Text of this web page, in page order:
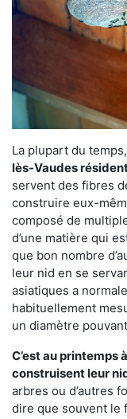
La plupart du temps,
lès-Vaudes
servent des fibres
construire eux-
composé de
d’une matière qui
que bon nombre
leur nid en se
asiatiques a
habituellement
un diamètre
C’est au printemps
construisent leur
arbres ou d’autres
dire que souvent le